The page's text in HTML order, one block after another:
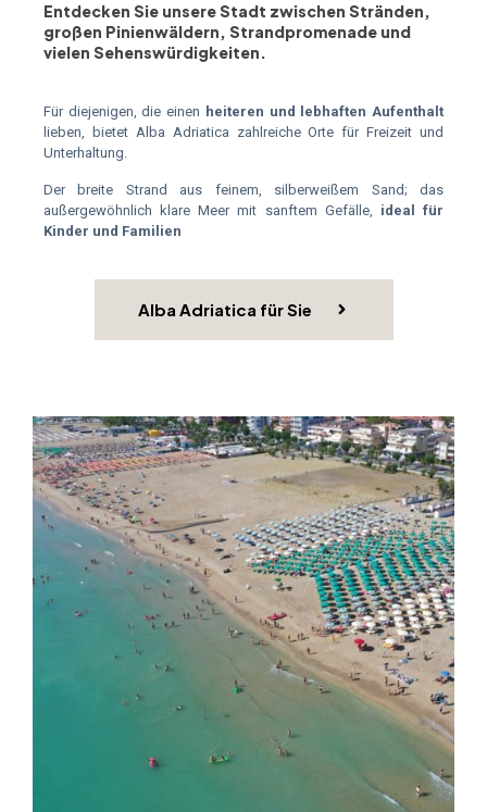
Entdecken Sie unsere Stadt zwischen Stränden,
großen Pinienwäldern, Strandpromenade und
vielen Sehenswürdigkeiten.
Für diejenigen, die einen heiteren und lebhaften Aufenthalt
lieben, bietet Alba Adriatica zahlreiche Orte für Freizeit und
Unterhaltung.
Der breite Strand aus feinem, silberweißem Sand; das
außergewöhnlich klare Meer mit sanftem Gefälle, ideal für
Kinder und Familien
Alba Adriatica für Sie